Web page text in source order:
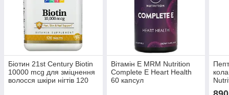
Біотин 21st Century Biotin
10000 mcg для зміцнення
волосся шкіри нігтів 120
Вітамін Е MRM Nutrition
Complete E Heart Health
60 капсул